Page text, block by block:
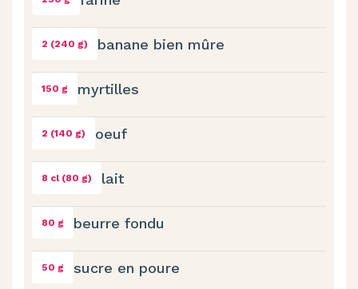
2 (240 g) banane bien mûre
150 g myrtilles
2 (140 g) oeuf
8 cl (80 g) lait
80 g beurre fondu
50 g sucre en poure